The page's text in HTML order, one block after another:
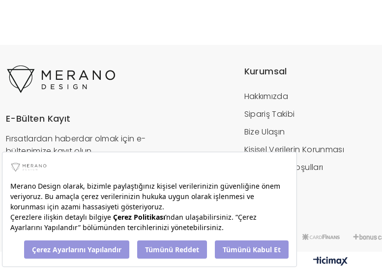
E-Bülten Kayıt
Fırsatlardan haberdar olmak için e-
bültenimize kayıt olun.
Kurumsal
Hakkımızda
Sipariş Takibi
Bize Ulaşın
Kişisel Verilerin Korunması
İptal / İade Koşulları
Hesap Bilgileri